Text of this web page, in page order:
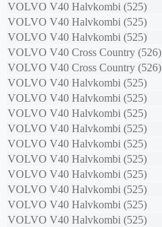
VOLVO V40 Halvkombi (525)
VOLVO V40 Halvkombi (525)
VOLVO V40 Halvkombi (525)
VOLVO V40 Cross Country (526)
VOLVO V40 Cross Country (526)
VOLVO V40 Halvkombi (525)
VOLVO V40 Halvkombi (525)
VOLVO V40 Halvkombi (525)
VOLVO V40 Halvkombi (525)
VOLVO V40 Halvkombi (525)
VOLVO V40 Halvkombi (525)
VOLVO V40 Halvkombi (525)
VOLVO V40 Halvkombi (525)
VOLVO V40 Halvkombi (525)
VOLVO V40 Halvkombi (525)